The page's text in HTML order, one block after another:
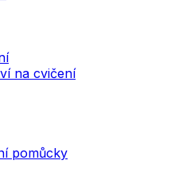
na cvičení
pomůcky